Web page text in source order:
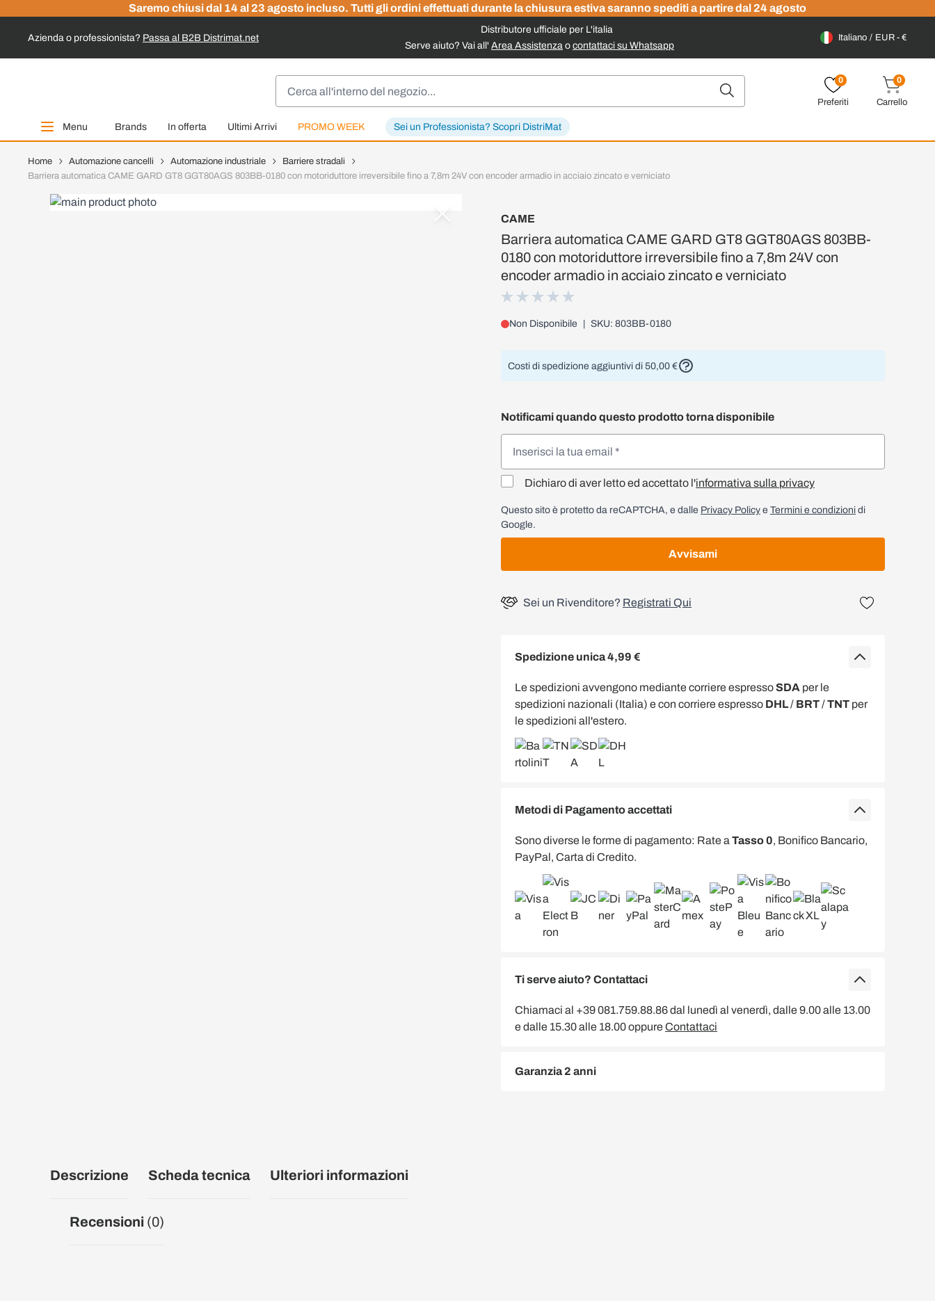
Saremo chiusi dal 14 al 23 agosto incluso. Tutti gli ordini effettuati durante la chiusura estiva saranno spediti a partire dal 24 agosto
Azienda o professionista? Passa al B2B Distrimat.net
Distributore ufficiale per L'italia
Serve aiuto? Vai all' Area Assistenza o contattaci su Whatsapp
Italiano EUR - €
Menu Brands In offerta Ultimi Arrivi PROMO WEEK Sei un Professionista? Scopri DistriMat
0
Preferiti
0
Carrello
Home Automazione cancelli Automazione industriale
Barriere stradali
Barriera automatica CAME GARD GT8 GGT80AGS 803BB-0180 con motoriduttore irreversibile fino a 7,8m 24V con encoder armadio in acciaio zincato e verniciato
CAME
Barriera automatica CAME GARD GT8 GGT80AGS 803BB-
0180 con motoriduttore irreversibile fino a 7,8m 24V con
encoder armadio in acciaio zincato e verniciato
Non Disponibile SKU: 803BB-0180
Costi di spedizione aggiuntivi di 50,00 €
Notificami quando questo prodotto torna disponibile
Dichiaro di aver letto ed accettato l'informativa sulla privacy
Questo sito è protetto da reCAPTCHA, e dalle Privacy Policy e Termini e condizioni di
Google.
Avvisami
Sei un Rivenditore? Registrati Qui
Spedizione unica 4,99 €
Le spedizioni avvengono mediante corriere espressoSDA per le
spedizioni nazionali (Italia) e con corriere espresso DHL/ BRT/TNT per
le spedizioni all'estero.
Metodi di Pagamento accettati
Sono diverse le forme di pagamento: Rate a Tasso 0, Bonifico Bancario,
PayPal, Carta di Credito.
Ti serve aiuto? Contattaci
Chiamaci al +39 081.759.88.86 dal lunedì al venerdì, dalle 9.00 alle 13.00
e dalle 15.30 alle 18.00 oppureContattaci
Garanzia 2 anni
Descrizione Scheda tecnica Ulteriori informazioni
Recensioni (0)